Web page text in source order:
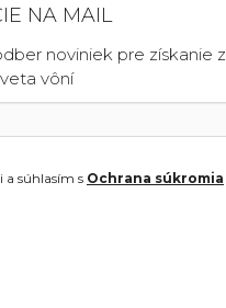
NA MAIL
noviniek pre získanie
vôní
a súhlasím s Ochrana súkromia